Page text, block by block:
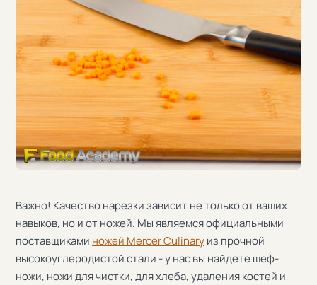
Важно! Качество нарезки зависит не только от ваших
навыков, но и от ножей. Мы являемся официальными
поставщиками ножей Mercer Culinaryиз прочной
высокоуглеродистой стали - у нас вы найдете шеф-
ножи, ножи для чистки, для хлеба, удаления костей и